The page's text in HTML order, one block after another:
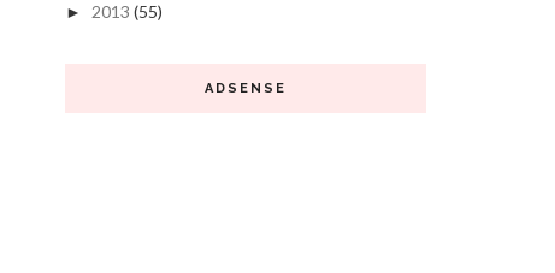
► 2013 (55)
ADSENSE